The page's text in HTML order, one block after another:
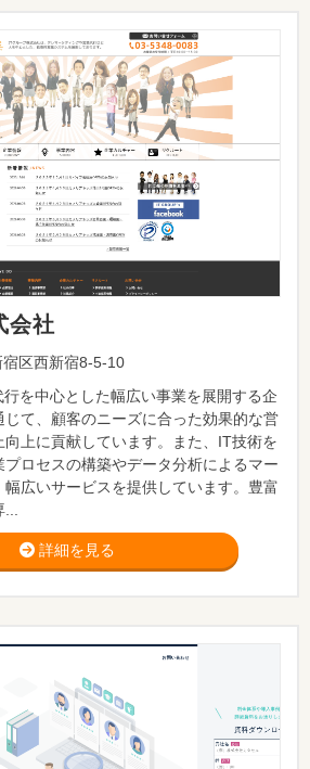
会社
区西新宿8-5-10
を中心とした幅広い事業を展開する企
て、顧客のニーズに合った効果的な営
上に貢献しています。また、IT技術を
ロセスの構築やデータ分析によるマー
広いサービスを提供しています。豊富
詳細を見る